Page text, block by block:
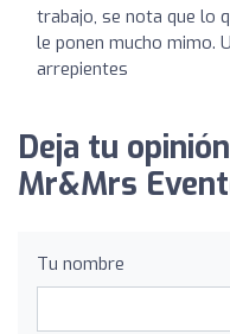
trabajo, se nota que lo
le ponen mucho mimo.
arrepientes
Deja tu
Mr&Mrs
Tu nombre